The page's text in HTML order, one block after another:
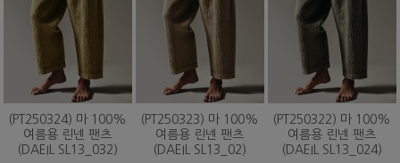
(PT250324) 마 100%
여름용 린넨 팬츠
(DAEIL SL13_032)
(PT250323) 마 100%
여름용 린넨 팬츠
(DAEIL SL13_02)
(PT250322) 마 100%
여름용 린넨 팬츠
(DAEIL SL13_024)